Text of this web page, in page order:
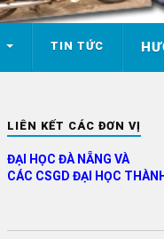
TIN TỨC
LIÊN KẾT CÁC ĐƠN VỊ
ĐẠI HỌC ĐÀ NẴNG VÀ
CÁC CSGD ĐẠI HỌC